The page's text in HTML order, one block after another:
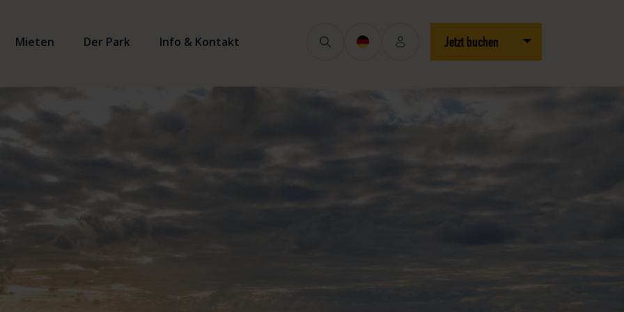
Mieten Der Park Info & Kontakt Jetzt buchen Dropdown öffnen/